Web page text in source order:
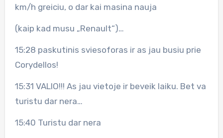
km/h greiciu, o dar kai masina nauja
(kaip kad musu „Renault“)…
15:28 paskutinis sviesoforas ir as jau busiu prie
Corydellos!
15:31 VALIO!!! As jau vietoje ir beveik laiku. Bet va
turistu dar nera…
15:40 Turistu dar nera